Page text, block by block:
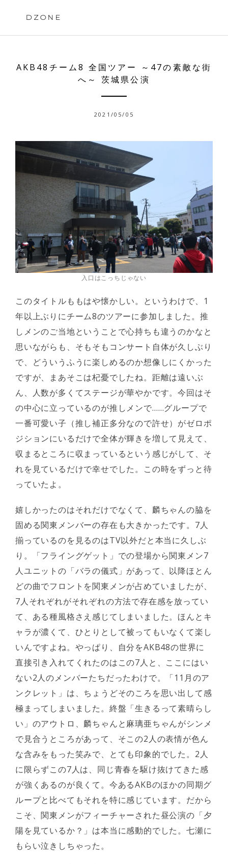
DZONE
AKB48チーム8 全国ツアー ～47の素敵な街
へ～ 茨城県公演
2021/05/05
入口はこっちじゃない
このタイトルももはや懐かしい。というわけで、1
年以上ぶりにチーム8のツアーに参加しました。推
しメンのご当地ということで心持ちも違うのかなと
思いながらも、そもそもコンサート自体が久しぶり
で、どういうふうに楽しめるのか想像しにくかった
ですが、まあそこは杞憂でしたね。距離は遠いぶ
ん、人数が多くてステージが華やかです。今回はそ
の中心に立っているのが推しメンで……グループで
一番可愛い子（推し補正多分なので許せ）がゼロポ
ジションにいるだけで全体が輝きを増して見えて、
収まるところに収まっているという感じがして、そ
れを見ているだけで幸せでした。この時をずっと待
っていたよ。
嬉しかったのはそれだけでなくて、麟ちゃんの脇を
固める関東メンバーの存在も大きかったです。7人
揃っているのを見るのはTV以外だと本当に久しぶ
り。「フライングゲット」での登場から関東メン7
人ユニットの「バラの儀式」があって、以降ほとん
どの曲でフロントを関東メンが占めていましたが、
7人それぞれがそれぞれの方法で存在感を放ってい
て、ある種風格さえ感じてしまいました。ほんとキ
ャラが濃くて、ひとりとして被ってもいなくて楽し
いんですよね。やっぱり、自分をAKB48の世界に
直接引き入れてくれたのはこの7人と、ここにはい
ない2人のメンバーたちだったわけで。「11月のア
ンクレット」は、ちょうどそのころを思い出して感
極まってしまいました。終盤「生きるって素晴らし
い」のアウトロ、麟ちゃんと麻璃亜ちゃんがシンメ
で見合うところがあって、そこの2人の表情が色ん
な含みをもった笑みで、とても印象的でした。2人
に限らずこの7人は、同じ青春を駆け抜けてきた感
が強くあるのが良くて。今あるAKBのほかの同期グ
ループと比べてもそれを特に感じています。だから
こそ、関東メンがフィーチャーされた昼公演の「夕
陽を見ているか？」は本当に感動的でした。七瀬に
もらい泣きしちゃった。